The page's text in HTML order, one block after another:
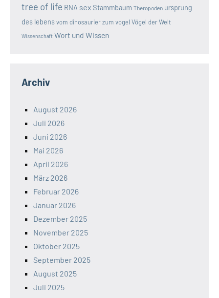
tree of life RNA sex Stammbaum Theropoden ursprung
des lebensvom dinosaurier zum vogel Vögel der Welt
Wissenschaft Wort und Wissen
Archiv
August 2026
Juli 2026
Juni 2026
Mai 2026
April 2026
März 2026
Februar 2026
Januar 2026
Dezember 2025
November 2025
Oktober 2025
September 2025
August 2025
Juli 2025